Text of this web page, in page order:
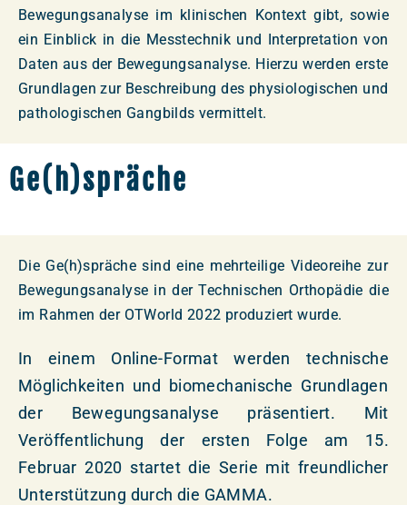
Bewegungsanalyse im klinischen Kontext gibt, sowie
ein Einblick in die Messtechnik und Interpretation von
Daten aus der Bewegungsanalyse. Hierzu werden erste
Grundlagen zur Beschreibung des physiologischen und
pathologischen Gangbilds vermittelt.
Ge(h)spräche
Die Ge(h)spräche sind eine mehrteilige Videoreihe zur
Bewegungsanalyse in der Technischen Orthopädie die
im Rahmen der OTWorld 2022 produziert wurde.
In einem Online-Format werden technische
Möglichkeiten und biomechanische Grundlagen
der Bewegungsanalyse präsentiert. Mit
Veröffentlichung der ersten Folge am 15.
Februar 2020 startet die Serie mit freundlicher
Unterstützung durch die GAMMA.